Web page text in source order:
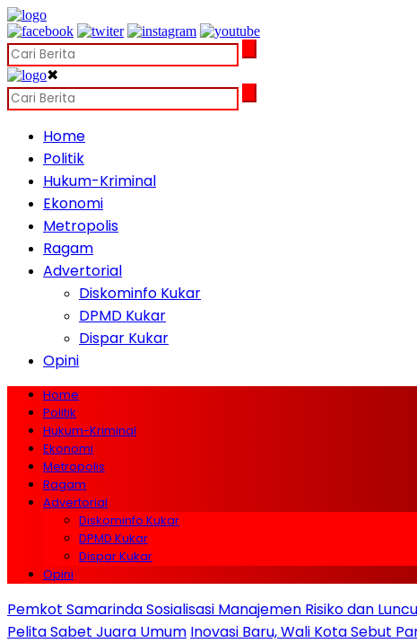
✖
Home
Politik
Hukum-Kriminal
Ekonomi
Metropolis
Ragam
Advertorial
Diskominfo Kukar
DPMD Kukar
Dispar Kukar
Opini
Home
Politik
Hukum-Kriminal
Ekonomi
Metropolis
Ragam
Advertorial
Diskominfo Kukar
DPMD Kukar
Dispar Kukar
Opini
Pemkot Samarinda Sosialisasi Manajemen Risiko dan
Pelita Sabet Juara Umum Inovasi Baru, Wali Kota Sebut